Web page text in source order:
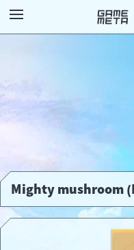
Mighty mushroom